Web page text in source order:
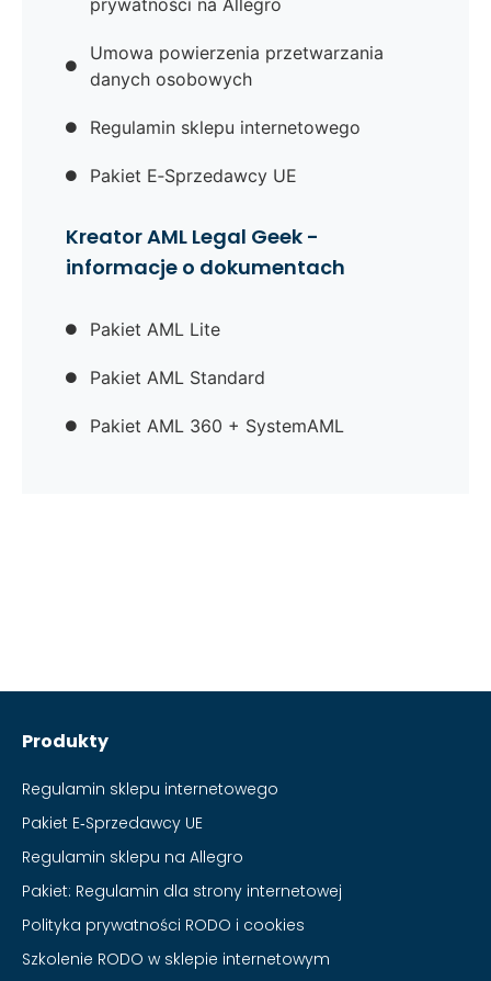
Umowa powierzenia przetwarzania
danych osobowych
Regulamin sklepu internetowego
Pakiet E‑Sprzedawcy UE
Kreator AML Legal Geek -
informacje o dokumentach
Pakiet AML Lite
Pakiet AML Standard
Pakiet AML 360 + SystemAML
Produkty
Regulamin sklepu internetowego
Pakiet E‑Sprzedawcy UE
Regulamin sklepu na Allegro
Pakiet: Regulamin dla strony internetowej
Polityka prywatności RODO i cookies
Szkolenie RODO w sklepie internetowym